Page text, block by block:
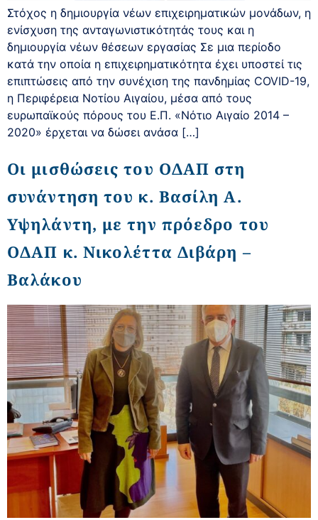
Στόχος η δημιουργία νέων επιχειρηματικών μονάδων, η
ενίσχυση της ανταγωνιστικότητάς τους και η
δημιουργία νέων θέσεων εργασίας Σε μια περίοδο
κατά την οποία η επιχειρηματικότητα έχει υποστεί τις
επιπτώσεις από την συνέχιση της πανδημίας COVID-19,
η Περιφέρεια Νοτίου Αιγαίου, μέσα από τους
ευρωπαϊκούς πόρους του Ε.Π. «Νότιο Αιγαίο 2014 –
2020» έρχεται να δώσει ανάσα […]
Οι μισθώσεις του ΟΔΑΠ στη
συνάντηση του κ. Βασίλη Α.
Υψηλάντη, με την πρόεδρο του
ΟΔΑΠ κ. Νικολέττα Διβάρη –
Βαλάκου